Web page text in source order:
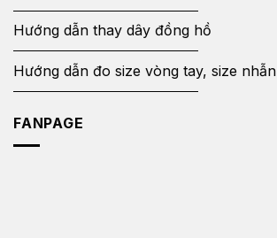
Hướng dẫn thay dây đồng hồ
Hướng dẫn đo size vòng tay, size nhẫn
FANPAGE